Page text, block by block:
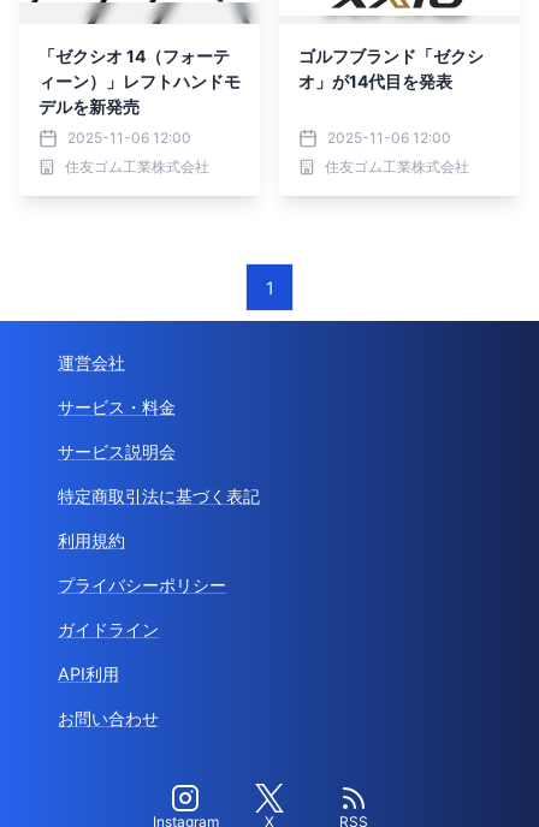
「ゼクシオ 14（フォーテ
ィーン）」レフトハンドモ
デルを新発売
2025-11-06 12:00
住友ゴム工業株式会社
ゴルフブランド「ゼクシ
オ」が14代目を発表
2025-11-06 12:00
住友ゴム工業株式会社
1
運営会社
サービス・料金
サービス説明会
特定商取引法に基づく表記
利用規約
プライバシーポリシー
ガイドライン
API利用
お問い合わせ
Instagram X RSS